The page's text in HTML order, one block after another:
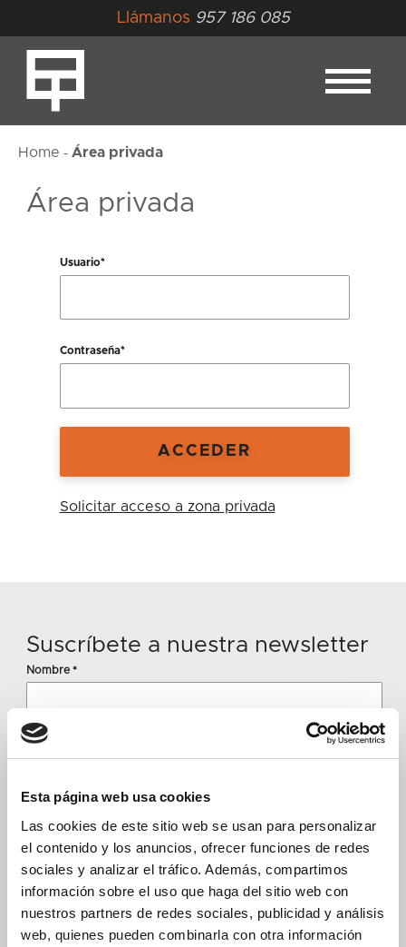
Esta página web usa cookies
Las cookies de este sitio web se usan para personalizar
el contenido y los anuncios, ofrecer funciones de redes
sociales y analizar el tráfico. Además, compartimos
información sobre el uso que haga del sitio web con
nuestros partners de redes sociales, publicidad y análisis
web, quienes pueden combinarla con otra información
Llámanos 957 186 085
Home - Área privada
Área privada
Usuario*
Contraseña*
Solicitar acceso a zona privada
Suscríbete a nuestra newsletter
Nombre *
Sí, estoy de acuerdo con lapolítica de privacidad .